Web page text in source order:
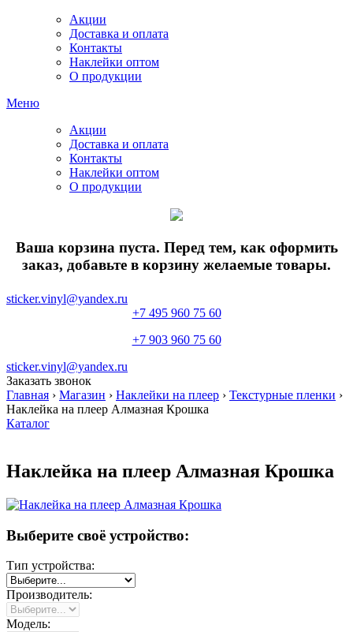
Акции
Доставка и оплата
Контакты
Наклейки оптом
О продукции
Меню
Акции
Доставка и оплата
Контакты
Наклейки оптом
О продукции
Ваша корзина пуста. Перед тем, как оформить
заказ, добавьте в корзину желаемые товары.
sticker.vinyl@yandex.ru
+7 495 960 75 60
+7 903 960 75 60
sticker.vinyl@yandex.ru
Заказать звонок
Главная › Магазин › Наклейки на плеер › Текстурные пленки ›
Наклейка на плеер Алмазная Крошка
Каталог
Наклейка на плеер Алмазная Крошка
Выберите своё устройство:
Тип устройства:
Производитель:
Модель: